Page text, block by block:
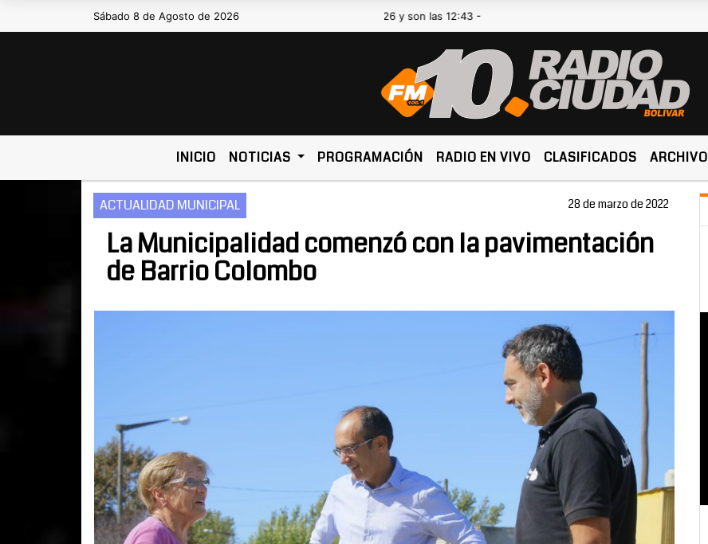
Sábado 8 de Agosto de 2026Hoy es Sábado 8 de Agosto de 2026 y son las 12:43 -
INICIO NOTICIAS PROGRAMACIÓN RADIO EN VIVO CLASIFICADOS ARCHIVO
ACTUALIDAD MUNICIPAL 28 de marzo de 2022
La Municipalidad comenzó con la pavimentación
de Barrio Colombo